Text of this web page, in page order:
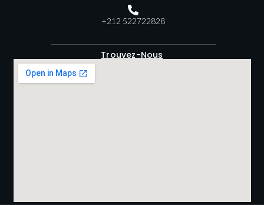
+212 522722828
Trouvez-Nous